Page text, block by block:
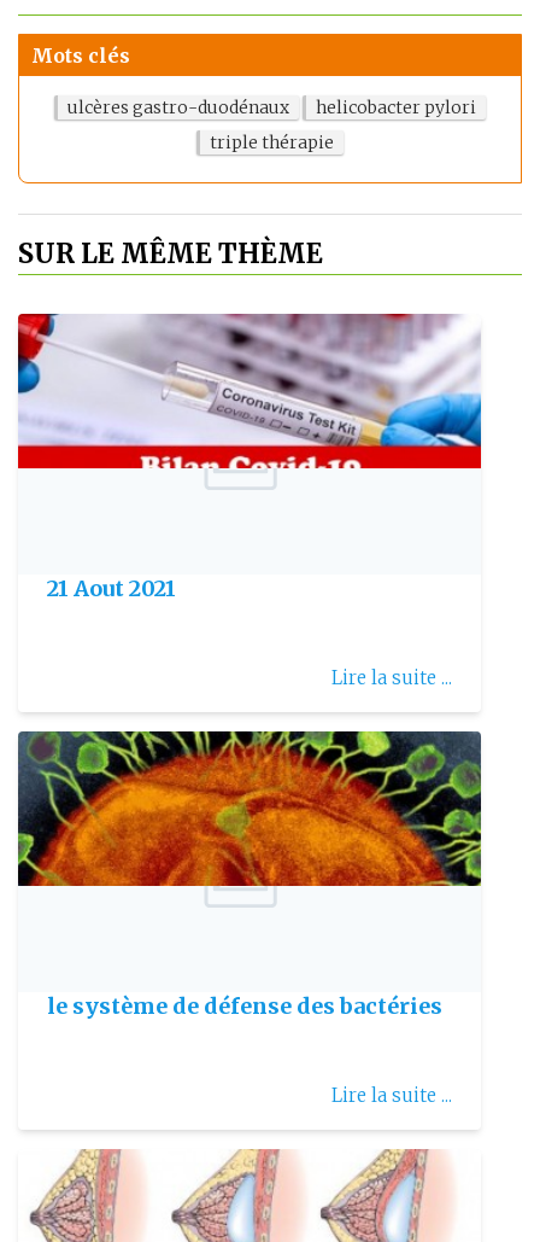
Mots clés
ulcères gastro-duodénaux
helicobacter pylori
triple thérapie
SUR LE MÊME THÈME
21 Aout 2021
Lire la suite ...
le système de défense des bactéries
Lire la suite ...